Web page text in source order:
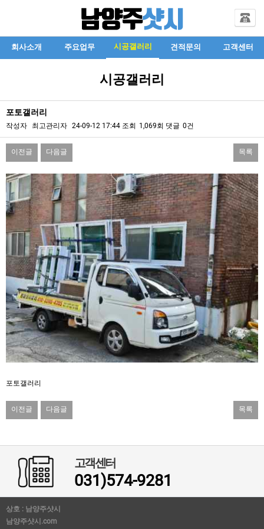
회사소개 주요업무 시공갤러리 견적문의 고객센터
시공갤러리
포토갤러리
작성자 최고관리자 24-09-12 17:44 조회 1,069회 댓글 0건
이전글 다음글 목록
본문
포토갤러리
이전글 다음글 목록
고객센터
031)574-9281
상호 : 남양주샷시
남양주샷시.com